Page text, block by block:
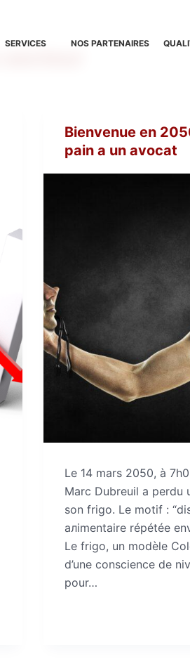
SERVICES NOS PARTENAIRES
Bienvenue en
pain a un avocat
Le 14 mars 2050, à
Marc Dubreuil a perdu
son frigo. Le motif :
алimentaire répétée
Le frigo, un modèle
d’une conscience de
pour…